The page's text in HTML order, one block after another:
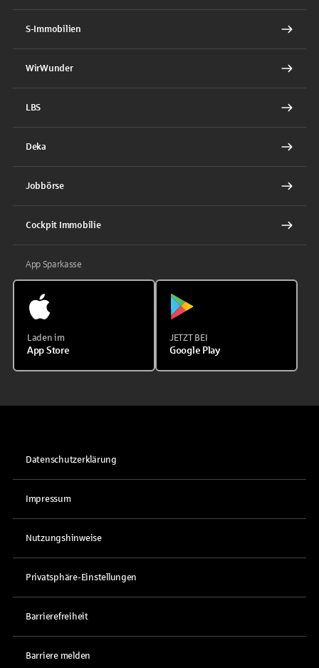
S-Immobilien
WirWunder
LBS
Deka
Jobbörse
Cockpit Immobilie
App Sparkasse
Laden im
App Store
JETZT BEI
Google Play
Datenschutzerklärung
Impressum
Nutzungshinweise
Privatsphäre-Einstellungen
Barrierefreiheit
Barriere melden